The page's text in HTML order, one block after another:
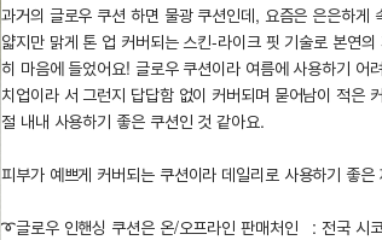
과거의 글로우 쿠션 하면 물광 쿠션인데, 요즘은 은은하
얇지만 맑게 톤 업 커버되는 스킨-라이크 핏 기술로 본연
히 마음에 들었어요! 글로우 쿠션이라 여름에 사용하기 어
치업이라 서 그런지 답답함 없이 커버되며 묻어남이 적은
절 내내 사용하기 좋은 쿠션인 것 같아요.
피부가 예쁘게 커버되는 쿠션이라 데일리로 사용하기 좋
➰글로우 인핸싱 쿠션은 온/오프라인 판매처인 : 전국